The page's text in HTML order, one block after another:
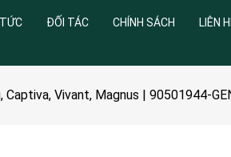
ĐỐI TÁC CHÍNH SÁCH LIÊN
Vivant, Magnus | 90501944-